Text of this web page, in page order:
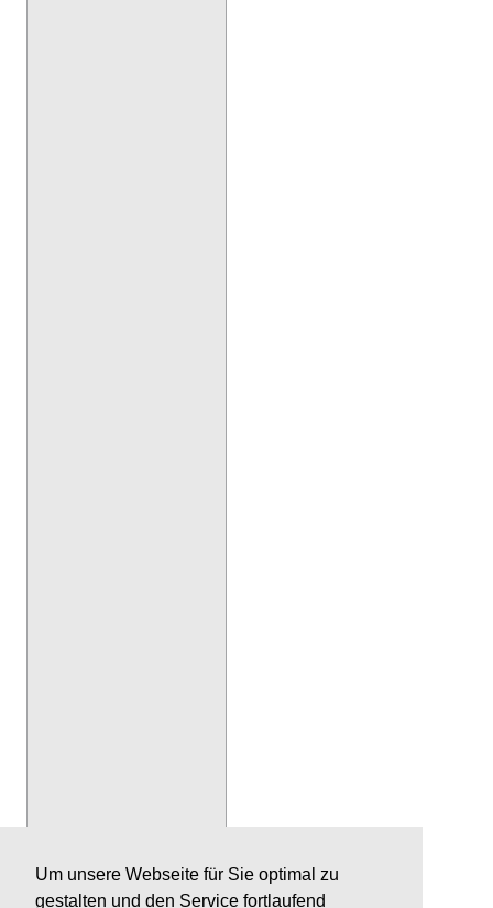
Um unsere Webseite für Sie optimal zu
gestalten und den Service fortlaufend